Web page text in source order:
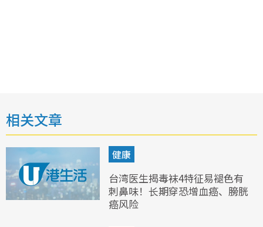
相关文章
健康
台湾医生揭毒袜4特征易褪色有
刺鼻味！长期穿恐增血癌、膀胱
癌风险